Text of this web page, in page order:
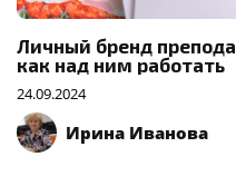
Личный бренд
как над ним работать
24.09.2024
Ирина Иванова